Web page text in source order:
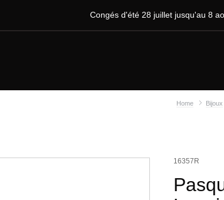
Congés d'été 28 juillet jusqu'au 8
Home Bijoux
16357R